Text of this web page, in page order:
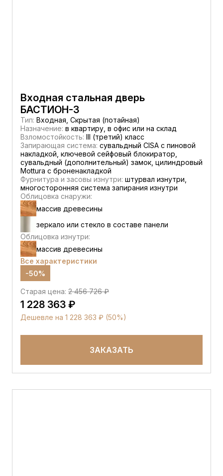
Входная стальная дверь
БАСТИОН-3
Тип: Входная, Скрытая (потайная)
Назначение: в квартиру, в офис или на склад
Взломостойкость: III (третий) класс
Запирающая система: сувальдный CISA c пиновой
накладкой, ключевой сейфовый блокиратор,
сувальдный (дополнительный) замок, цилиндровый
Mottura с броненакладкой
Фурнитура и засовы изнутри: штурвал изнутри,
многосторонняя система запирания изнутри
Облицовка снаружи:
массив древесины
зеркало или стекло в составе панели
Облицовка изнутри:
массив древесины
Все характеристики
-50%
Старая цена: 2 456 726 ₽
1 228 363 ₽
Дешевле на 1 228 363 ₽ (50%)
ЗАКАЗАТЬ